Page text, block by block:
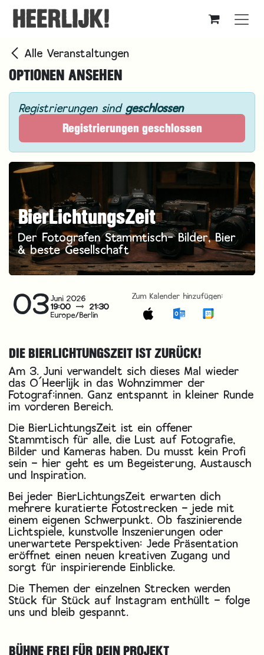
Zum Inhalt springen
Alle Veranstaltungen
OPTIONEN ANSEHEN
Registrierungen sind geschlossen
Registrierungen geschlossen
BierLichtungsZeit
Der Fotografen Stammtisch- Bilder, Bier
& beste Gesellschaft
03Juni 2026
19:00 21:30
Europe/Berlin
Zum Kalender hinzufügen:
DIE BIERLICHTUNGSZEIT IST ZURÜCK!
Am 3. Juni verwandelt sich dieses Mal wieder
das O´Heerlijk in das Wohnzimmer der
Fotograf:innen. Ganz entspannt in kleiner Runde
im vorderen Bereich.
Die BierLichtungsZeit ist ein offener
Stammtisch für alle, die Lust auf Fotografie,
Bilder und Kameras haben. Du musst kein Profi
sein – hier geht es um Begeisterung, Austausch
und Inspiration.
Bei jeder BierLichtungsZeit erwarten dich
mehrere kuratierte Fotostrecken – jede mit
einem eigenen Schwerpunkt. Ob faszinierende
Lichtspiele, kunstvolle Inszenierungen oder
unerwartete Perspektiven: Jede Präsentation
eröffnet einen neuen kreativen Zugang und
sorgt für inspirierende Einblicke.
Die Themen der einzelnen Strecken werden
Stück für Stück auf Instagram enthüllt – folge
uns und bleib gespannt.
BÜHNE FREI FÜR DEIN PROJEKT